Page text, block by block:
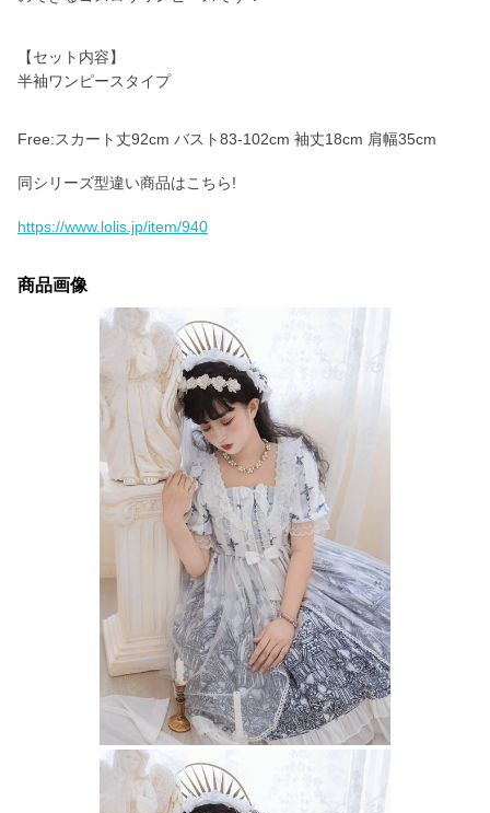
【セット内容】
半袖ワンピースタイプ
Free:スカート丈92cm バスト83-102cm 袖丈18cm 肩幅35cm
同シリーズ型違い商品はこちら!
https://www.lolis.jp/item/940
商品画像